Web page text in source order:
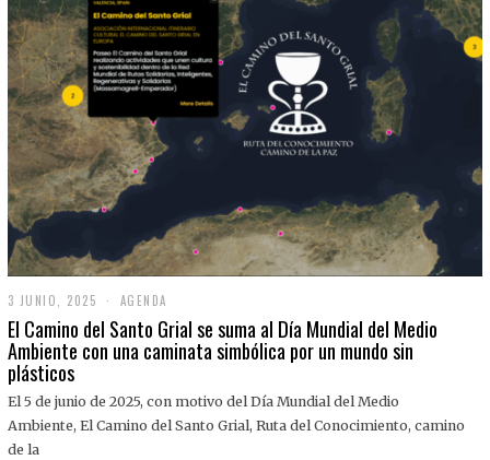
3 JUNIO, 2025
J
U
N
,
0
AGENDA
El Camino del Santo Grial se suma al Día Mundial del Medio
Ambiente con una caminata simbólica por un mundo sin
plásticos
El 5 de junio de 2025, con motivo del Día Mundial del Medio
Ambiente, El Camino del Santo Grial, Ruta del Conocimiento, camino
de la